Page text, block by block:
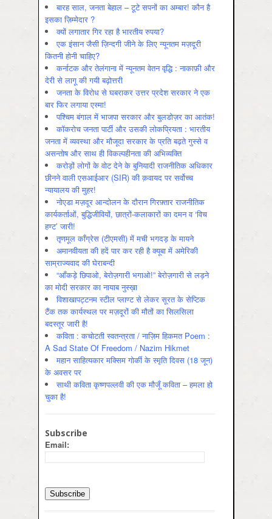
बारह साल, जनता बेहाल – टूटे सपनों का अम्बार! कौन है
इसका ज़िम्मेदार ?
क्यों लगातार गिर रहा है भारतीय रुपया?
एक इंसान जैसी ज़िन्दगी जीने के लिए न्यूनतम मज़दूरी
कितनी होनी चाहिए?
कर्नाटक और तेलंगाना में न्यूनतम वेतन वृद्धि : नाकाफ़ी और
देरी से लागू की गयी बढ़ोत्तरी
जनता के विरोध से घबराकर उत्तर प्रदेश सरकार ने एक
बार फिर लगाया एस्मा!
पश्चिम बंगाल में भाजपा सरकार और बुलडोज़र का आतंक!
कॉकरोच जनता पार्टी और उसकी लोकप्रियता : भारतीय
जनता में व्‍यवस्‍था और मौजूदा सरकार के प्रति बढ़ते गुस्‍से व
असन्‍तोष और साथ ही विकल्‍पहीनता की अभिव्‍यक्ति
करोड़ों लोगों के वोट देने के बुनियादी राजनीतिक अधिकार
छीनने वाली एसआईआर (SIR) की क़वायद पर सर्वोच्च
न्यायालय की मुहर!
नोएडा मज़दूर आन्दोलन के दौरान गिरफ़्तार राजनीतिक
कार्यकर्ताओं, बुद्धिजीवियों, छात्रों-कलाकारों का दमन व ‘विच
हण्ट’ जारी!
तृणमूल काँग्रेस (टीएमसी) में मची भगदड़ के मायने
अमानवीयता की हदें पार कर रही है क्यूबा में अमेरिकी
साम्राज्यवाद की घेराबन्दी
“आँकड़े छिपाओ, बेरोज़गारी भगाओ!” बेरोज़गारी से लड़ने
का मोदी सरकार का नायाब नुस्ख़ा
विशाखापट्टनम स्टील प्लाण्ट से लेकर सूरत के सेप्टिक
टैंक तक कार्यस्थल पर मज़दूरों की मौतों का सिलसिला
बदस्तूर जारी है!
कविता : कचोटती स्वतन्त्रता / नाज़िम हिकमत Poem :
A Sad State Of Freedom / Nazim Hikmet
महान साहित्यकार मक्सिम गोर्की के स्मृति दिवस (18 जून)
के अवसर पर
साथी कविता कृष्णपल्लवी की एक मौजूँ कविता – हमला हो
चुका है!
Subscribe
Email: